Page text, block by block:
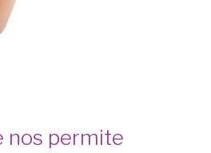
nos permite